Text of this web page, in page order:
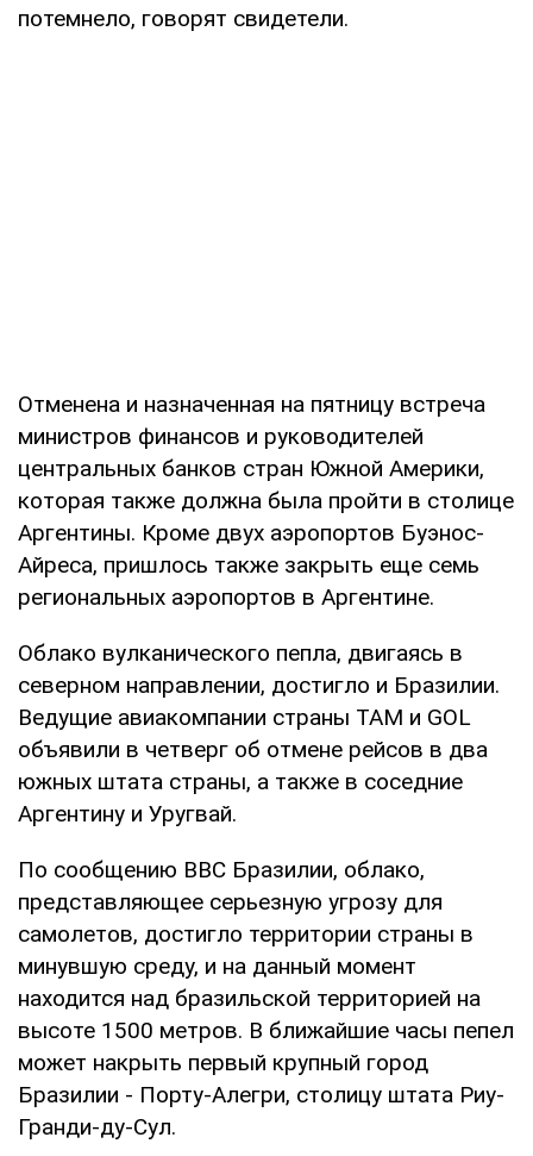
потемнело, говорят свидетели.
Отменена и назначенная на пятницу встреча
министров финансов и руководителей
центральных банков стран Южной Америки,
которая также должна была пройти в столице
Аргентины. Кроме двух аэропортов Буэнос-
Айреса, пришлось также закрыть еще семь
региональных аэропортов в Аргентине.
Облако вулканического пепла, двигаясь в
северном направлении, достигло и Бразилии.
Ведущие авиакомпании страны TAM и GOL
объявили в четверг об отмене рейсов в два
южных штата страны, а также в соседние
Аргентину и Уругвай.
По сообщению ВВС Бразилии, облако,
представляющее серьезную угрозу для
самолетов, достигло территории страны в
минувшую среду, и на данный момент
находится над бразильской территорией на
высоте 1500 метров. В ближайшие часы пепел
может накрыть первый крупный город
Бразилии - Порту-Алегри, столицу штата Риу-
Гранди-ду-Сул.